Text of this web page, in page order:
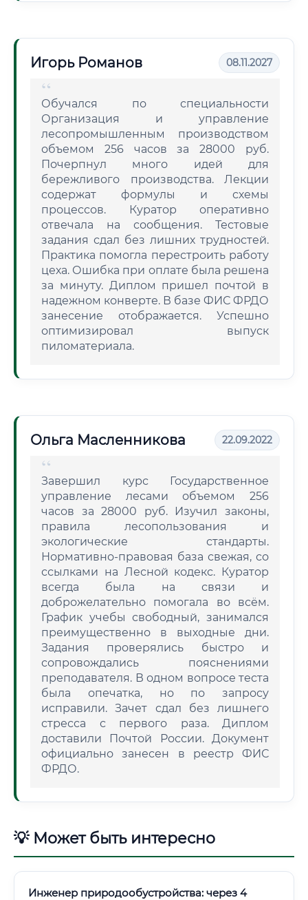
Игорь Романов 08.11.2027
Обучался по специальности
Организация и управление
лесопромышленным производством
объемом 256 часов за 28000 руб.
Почерпнул много идей для
бережливого производства. Лекции
содержат формулы и схемы
процессов. Куратор оперативно
отвечала на сообщения. Тестовые
задания сдал без лишних трудностей.
Практика помогла перестроить работу
цеха. Ошибка при оплате была решена
за минуту. Диплом пришел почтой в
надежном конверте. В базе ФИС ФРДО
занесение отображается. Успешно
оптимизировал выпуск
пиломатериала.
Ольга Масленникова 22.09.2022
Завершил курс Государственное
управление лесами объемом 256
часов за 28000 руб. Изучил законы,
правила лесопользования и
экологические стандарты.
Нормативно-правовая база свежая, со
ссылками на Лесной кодекс. Куратор
всегда была на связи и
доброжелательно помогала во всём.
График учебы свободный, занимался
преимущественно в выходные дни.
Задания проверялись быстро и
сопровождались пояснениями
преподавателя. В одном вопросе теста
была опечатка, но по запросу
исправили. Зачет сдал без лишнего
стресса с первого раза. Диплом
доставили Почтой России. Документ
официально занесен в реестр ФИС
ФРДО.
💡 Может быть интересно
Инженер природообустройства: через 4